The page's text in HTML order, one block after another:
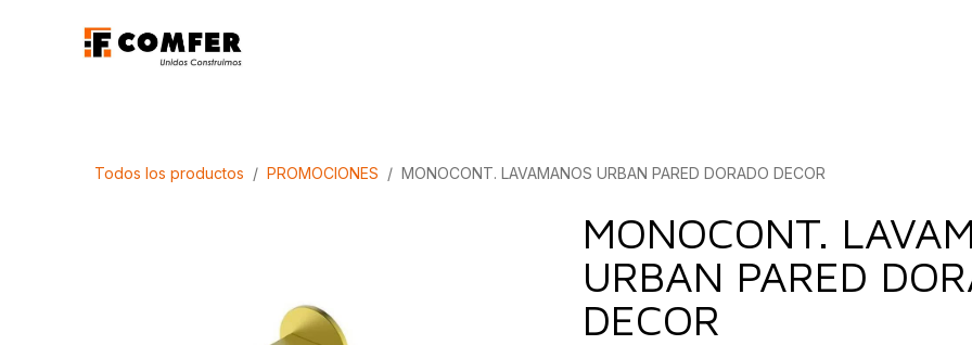
Todos los productos PROMOCIONES MONOCONT. LAVAMANOS URBAN PARED DORADO DECOR
MONOCONT.
URBAN PARED
DECOR